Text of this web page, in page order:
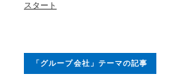
スタート
「グループ会社」テーマの記事